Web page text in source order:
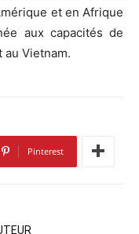
et en Afrique
aux capacités de
Vietnam.
Pinterest